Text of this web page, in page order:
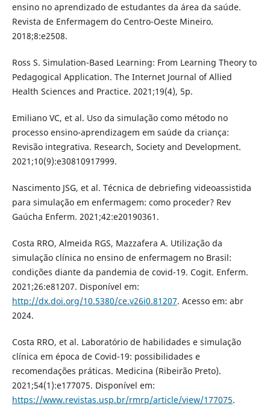
ensino no aprendizado de estudantes da área da saúde.
Revista de Enfermagem do Centro-Oeste Mineiro.
2018;8:e2508.
Ross S. Simulation-Based Learning: From Learning Theory to
Pedagogical Application. The Internet Journal of Allied
Health Sciences and Practice. 2021;19(4), 5p.
Emiliano VC, et al. Uso da simulação como método no
processo ensino-aprendizagem em saúde da criança:
Revisão integrativa. Research, Society and Development.
2021;10(9):e30810917999.
Nascimento JSG, et al. Técnica de debriefing videoassistida
para simulação em enfermagem: como proceder? Rev
Gaúcha Enferm. 2021;42:e20190361.
Costa RRO, Almeida RGS, Mazzafera A. Utilização da
simulação clínica no ensino de enfermagem no Brasil:
condições diante da pandemia de covid-19. Cogit. Enferm.
2021;26:e81207. Disponível em:
http://dx.doi.org/10.5380/ce.v26i0.81207. Acesso em: abr
2024.
Costa RRO, et al. Laboratório de habilidades e simulação
clínica em época de Covid-19: possibilidades e
recomendações práticas. Medicina (Ribeirão Preto).
2021;54(1):e177075. Disponível em:
https://www.revistas.usp.br/rmrp/article/view/177075.